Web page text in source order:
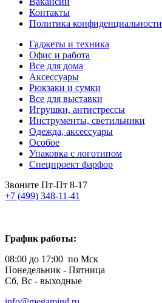
Контакты
Политика конфиденциальности
Гаджеты и техника
Офис и работа
Все для дома
Аксессуары
Рюкзаки и сумки
Все для выставки
Игрушки, антистрессы
Инструменты, светильники
Одежда, аксессуары
Особое
Упаковка с логотипом
Спецпроект фарфор
Звоните Пт-Пт 8-17
+7 (499) 348-11-41
График работы:
08:00 до 17:00 по Мск
Понедельник - Пятница
Сб, Вс - выходные